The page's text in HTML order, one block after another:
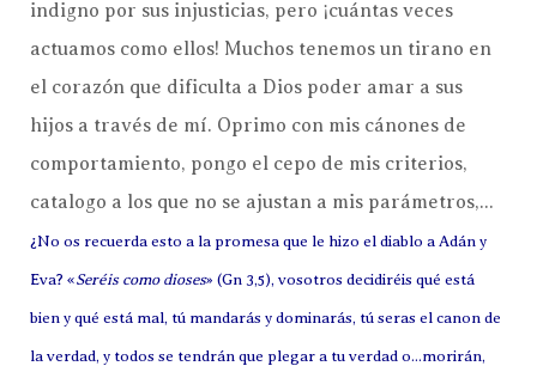
indigno por sus injusticias, pero ¡cuántas veces
actuamos como ellos! Muchos tenemos un tirano en
el corazón que dificulta a Dios poder amar a sus
hijos a través de mí. Oprimo con mis cánones de
comportamiento, pongo el cepo de mis criterios,
catalogo a los que no se ajustan a mis parámetros,...
¿No os recuerda esto a la promesa que le hizo el diablo a Adán y
Eva? «Seréis como dioses» (Gn 3,5), vosotros decidiréis qué está
bien y qué está mal, tú mandarás y dominarás, tú seras el canon de
la verdad, y todos se tendrán que plegar a tu verdad o...morirán,